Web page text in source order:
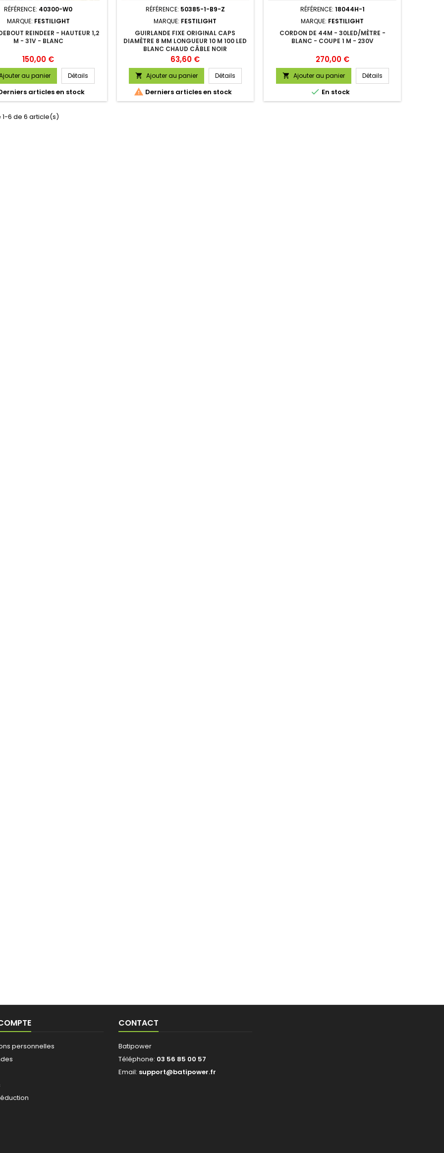
RÉFÉRENCE: 40300-W0
MARQUE: FESTILIGHT
REINDEER - HAUTEUR 1,2
M - 31V - BLANC
Prix
150,00 €
au panier Détails
articles en stock
RÉFÉRENCE: 50385-1-B9-Z
MARQUE: FESTILIGHT
GUIRLANDE FIXE ORIGINAL CAPS
DIAMÈTRE 8 MM LONGUEUR 10 M 100 LED
BLANC CHAUD CÂBLE NOIR
Prix
63,60 €
 Ajouter au panier Détails
 Derniers articles en stock
RÉFÉRENCE: 18044H-1
MARQUE: FESTILIGHT
CORDON DE 44M - 30LED/MÈTRE -
BLANC - COUPE 1 M - 230V
Prix
270,00 €
 Ajouter au panier Détails
 En stock
6 de 6 article(s)
personnelles
CONTACT
Batipower
Téléphone: 03 56 85 00 57
Email: support@batipower.fr